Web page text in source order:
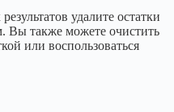
удалите остатки
Вы также можете очистить
или воспользоваться